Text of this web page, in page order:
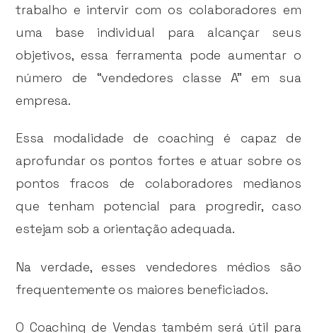
trabalho e intervir com os colaboradores em
uma base individual para alcançar seus
objetivos, essa ferramenta pode aumentar o
número de “vendedores classe A” em sua
empresa.
Essa modalidade de coaching é capaz de
aprofundar os pontos fortes e atuar sobre os
pontos fracos de colaboradores medianos
que tenham potencial para progredir, caso
estejam sob a orientação adequada.
Na verdade, esses vendedores médios são
frequentemente os maiores beneficiados.
O Coaching de Vendas também será útil para